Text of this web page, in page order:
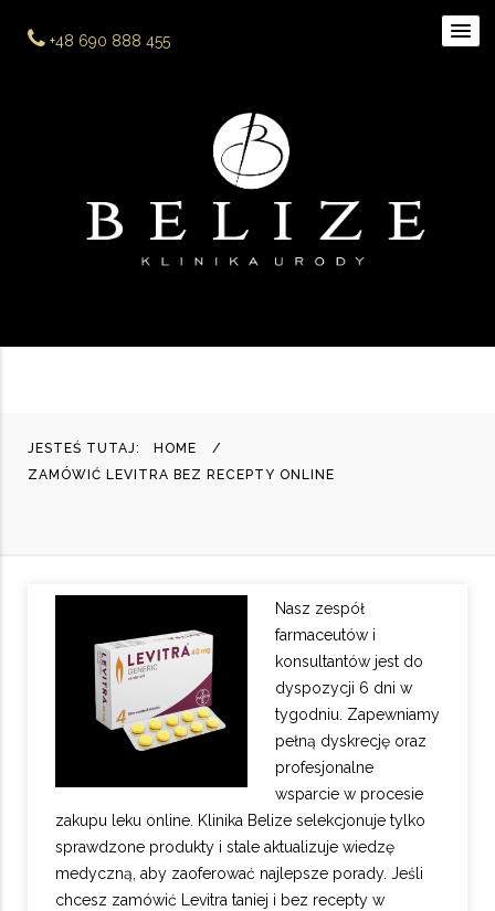
+48 690 888 455
JESTEŚ TUTAJ:
HOME
ZAMÓWIĆ LEVITRA BEZ RECEPTY ONLINE
Nasz zespół
farmaceutów i
konsultantów jest do
dyspozycji 6 dni w
tygodniu. Zapewniamy
pełną dyskrecję oraz
profesjonalne
wsparcie w procesie
zakupu leku online. Klinika Belize selekcjonuje tylko
sprawdzone produkty i stale aktualizuje wiedzę
medyczną, aby zaoferować najlepsze porady. Jeśli
chcesz zamówić Levitra taniej i bez recepty w